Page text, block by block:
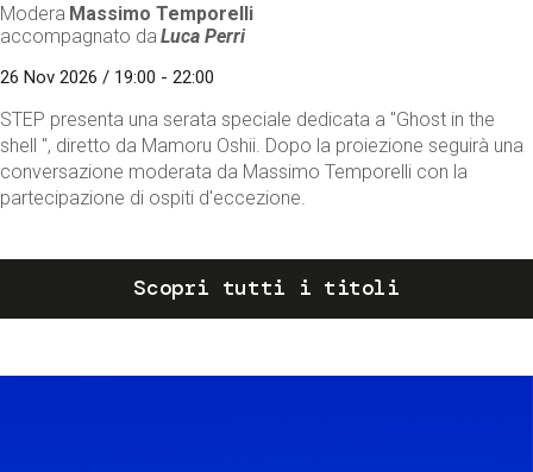
Modera Massimo Temporelli
accompagnato da Luca Perri
26 Nov 2026 / 19:00 - 22:00
STEP presenta una serata speciale dedicata a "Ghost in the
shell ", diretto da Mamoru Oshii. Dopo la proiezione seguirà una
conversazione moderata da Massimo Temporelli con la
partecipazione di ospiti d'eccezione.
Scopri tutti i titoli